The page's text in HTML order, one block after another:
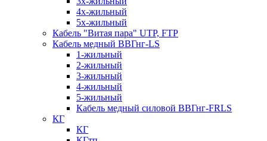
4х-жильный
5х-жильный
Кабель "Витая пара" UTP, FTP
Кабель медный ВВГнг-LS
1-жильный
2-жильный
3-жильный
4-жильный
5-жильный
Кабель медный силовой ВВГнг-FRLS
КГ
КГ